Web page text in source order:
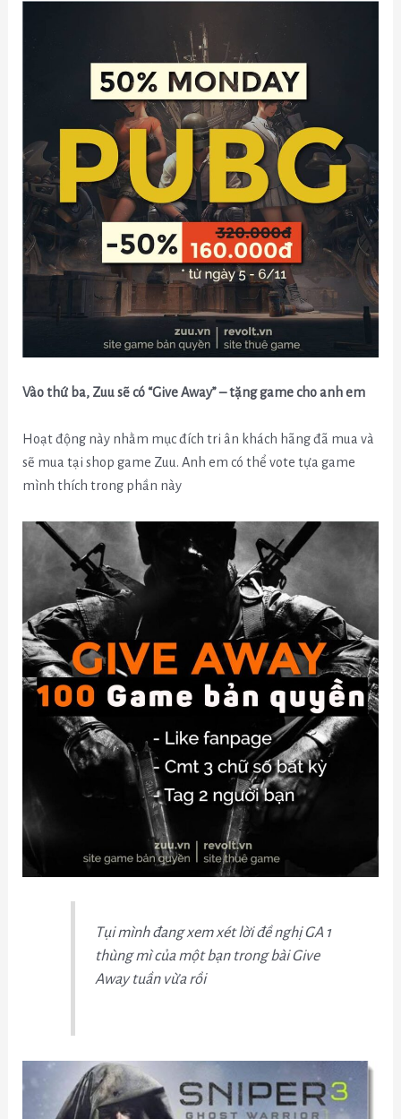
Vào thứ ba, Zuu sẽ có “Give Away” – tặng game cho anh em
Hoạt động này nhằm mục đích tri ân khách hãng đã mua và
sẽ mua tại shop game Zuu. Anh em có thể vote tựa game
mình thích trong phần này
Tụi mình đang xem xét lời đề nghị GA 1
thùng mì của một bạn trong bài Give
Away tuần vừa rồi